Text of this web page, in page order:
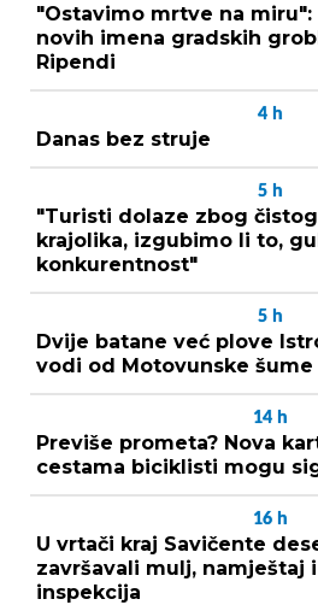
"Ostavimo mrtve na
novih imena gradskih
Ripendi
4 h
Danas bez struje
5 h
"Turisti dolaze zbog
krajolika, izgubimo li to,
konkurentnost"
5 h
Dvije batane već plove
vodi od Motovunske šume
14 h
Previše prometa? Nova
cestama biciklisti mogu
16 h
U vrtači kraj Savičente
završavali mulj, namještaj
inspekcija